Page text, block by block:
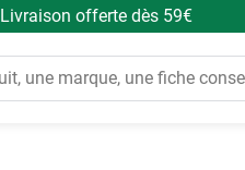
Livraison offerte dès 59€